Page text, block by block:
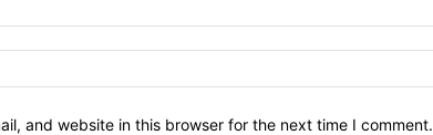
and website in this browser for the next time I comment.